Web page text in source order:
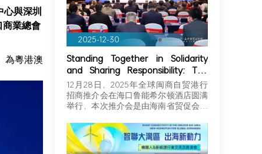
與深圳
業總會
為粵港澳
2025-12-30
Standing Together in Solidarity
and Sharing Responsibility: The
Greater Bay Area Importers and
Exporters Association Explores
New Opportunities in Hainan,
Businessmen to Seize Business
Opportunities in Hainan!
12月28日，2025年全球闽商自贸港行
招商推介会在海口鲁能希尔顿酒店圆满
举行，本次推介会是由海南省贸促会和